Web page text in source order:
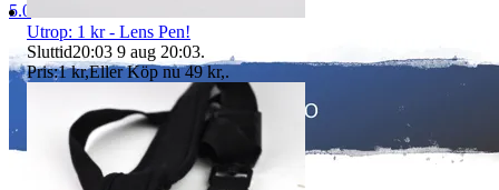
5.0
Utrop: 1 kr - Lens Pen!
Sluttid20:03 9 aug 20:03.
Pris:1 kr,Eller Köp nu 49 kr,.